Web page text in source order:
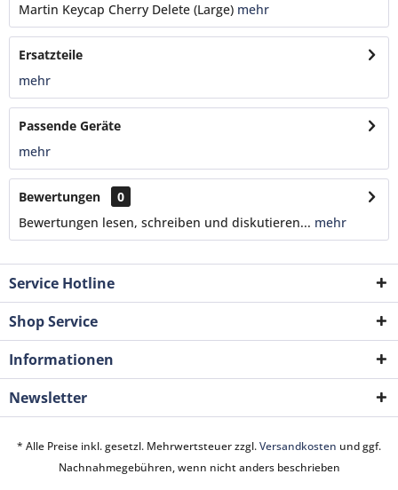
Martin Keycap Cherry Delete (Large) mehr
Ersatzteile
mehr
Passende Geräte
mehr
Bewertungen
0
Bewertungen lesen, schreiben und diskutieren... mehr
Service Hotline
Shop Service
Informationen
Newsletter
* Alle Preise inkl. gesetzl. Mehrwertsteuer zzgl.Versandkosten und ggf.
Nachnahmegebühren, wenn nicht anders beschrieben